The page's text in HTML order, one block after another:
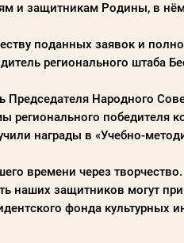
и защитникам Родины, в
поданных заявок и
регионального штаба
Народного
регионального победителя
награды в «Учебно-
времени через
наших защитников могут
фонда культурных